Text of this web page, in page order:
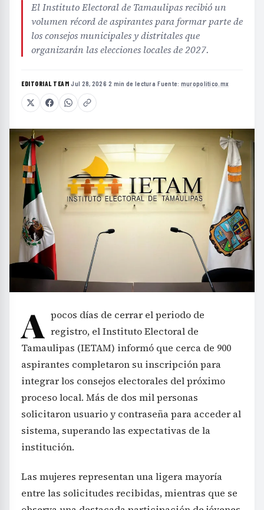
El Instituto Electoral de Tamaulipas recibió un
volumen récord de aspirantes para formar parte de
los consejos municipales y distritales que
organizarán las elecciones locales de 2027.
EDITORIAL TEAM·Jul 28, 2026·2 min de lectura·Fuente: muropolitico.mx
A pocos días de cerrar el periodo de
registro, el Instituto Electoral de
Tamaulipas (IETAM) informó que cerca de 900
aspirantes completaron su inscripción para
integrar los consejos electorales del próximo
proceso local. Más de dos mil personas
solicitaron usuario y contraseña para acceder al
sistema, superando las expectativas de la
institución.
Las mujeres representan una ligera mayoría
entre las solicitudes recibidas, mientras que se